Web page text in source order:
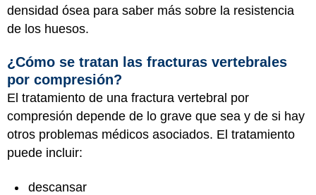
densidad ósea para saber más sobre la resistencia
de los huesos.
¿Cómo se tratan las fracturas vertebrales
por compresión?
El tratamiento de una fractura vertebral por
compresión depende de lo grave que sea y de si hay
otros problemas médicos asociados. El tratamiento
puede incluir:
descansar